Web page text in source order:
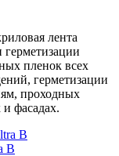
лента
герметизации
пленок всех
герметизации
проходных
фасадах.
B